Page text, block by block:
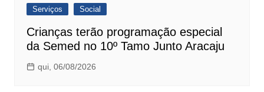
Serviços
Social
Crianças terão programação especial
da Semed no 10º Tamo Junto Aracaju
qui, 06/08/2026